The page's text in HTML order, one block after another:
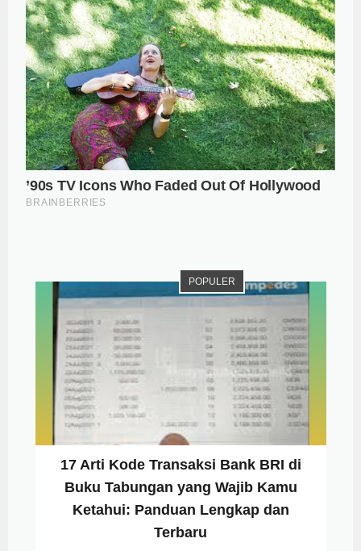
POPULER
17 Arti Kode Transaksi Bank BRI di
Buku Tabungan yang Wajib Kamu
Ketahui: Panduan Lengkap dan
Terbaru